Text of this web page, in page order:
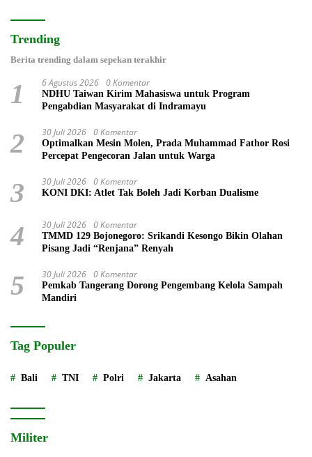
Trending
Berita trending dalam sepekan terakhir
1 6 Agustus 2026 0 Komentar
NDHU Taiwan Kirim Mahasiswa untuk Program
Pengabdian Masyarakat di Indramayu
2 30 Juli 2026 0 Komentar
Optimalkan Mesin Molen, Prada Muhammad Fathor Rosi
Percepat Pengecoran Jalan untuk Warga
3 30 Juli 2026 0 Komentar
KONI DKI: Atlet Tak Boleh Jadi Korban Dualisme
4 30 Juli 2026 0 Komentar
TMMD 129 Bojonegoro: Srikandi Kesongo Bikin Olahan
Pisang Jadi “Renjana” Renyah
5 30 Juli 2026 0 Komentar
Pemkab Tangerang Dorong Pengembang Kelola Sampah
Mandiri
Tag Populer
Bali TNI Polri Jakarta Asahan
Militer